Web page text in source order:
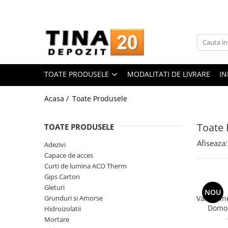
Toate Produsele
Standard
Hidrofugate
Hidroignifugate
Accesorii Gips Carton
Benzi Gips Carton
Coltare pentru profile UA
TOATE PRODUSELE MODALITATI DE LIVRARE
Acasa / Toate Produsele
Toate
TOATE PRODUSELE
Adezivi
Capace de acces
Curti de lumina ACO Therm
Gips Carton
Gleturi
Grunduri si Amorse
Hidroizolatii
Mortare
Afiseaza:
NOU
Vata